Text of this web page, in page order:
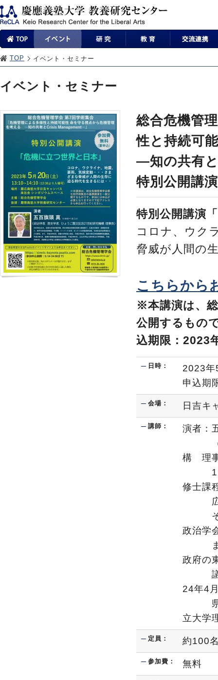
TOP イベント・セミナー
イベント・セミナー
総合危機管
性と持続可
―知の共有
特別公開講
特別公開講演
コロナ、ウク
脅威が人間の
こちらから
※本講演は、
公開するもの
込期限：2023
日時：
2023年
申込期
会場： 日吉キ
講師：
演者：
（政
構 理
1943
修士課
広島
その
政治学
また
政府の
議長
24年4
県立
立大学
定員： 約100
参加費： 無料